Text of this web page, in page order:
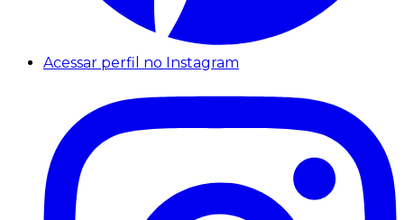
Acessar perfil no Instagram